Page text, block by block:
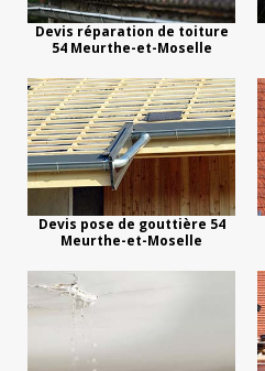
Devis réparation de toiture
54 Meurthe-et-Moselle
Devis pose de gouttière 54
Meurthe-et-Moselle